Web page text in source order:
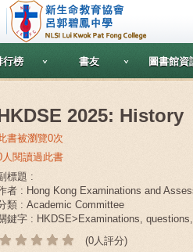
行榜 書友 圖書館資
2025: History
書被瀏覽0次
人閱讀過此書
標題 :
者 : Hong Kong Examinations and
類 : Academic Committee
鍵字 : HKDSE>Examinations,
(0人評分)